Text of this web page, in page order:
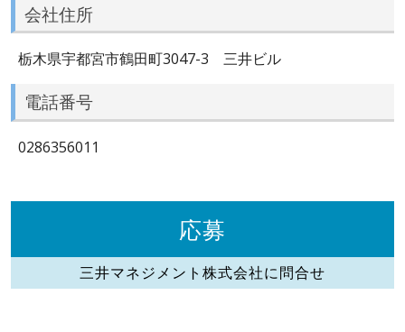
会社住所
栃木県宇都宮市鶴田町3047-3 三井ビル
電話番号
0286356011
応募
三井マネジメント株式会社に問合せ